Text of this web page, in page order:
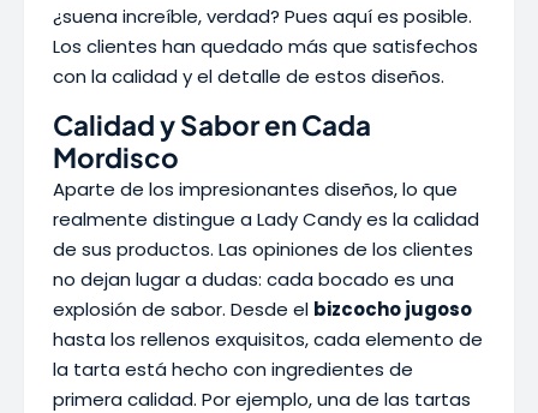
¿suena increíble, verdad? Pues aquí es posible.
Los clientes han quedado más que satisfechos
con la calidad y el detalle de estos diseños.
Calidad y Sabor en Cada
Mordisco
Aparte de los impresionantes diseños, lo que
realmente distingue a Lady Candy es la calidad
de sus productos. Las opiniones de los clientes
no dejan lugar a dudas: cada bocado es una
explosión de sabor. Desde el bizcocho jugoso
hasta los rellenos exquisitos, cada elemento de
la tarta está hecho con ingredientes de
primera calidad. Por ejemplo, una de las tartas